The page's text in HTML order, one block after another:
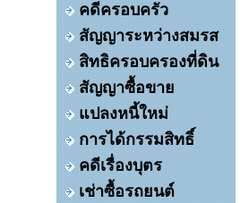
คดีครอบครัว
สัญญาระหว่างสมรส
สิทธิครอบครองที่ดิน
สัญญาซื้อขาย
แปลงหนี้ใหม่
การได้กรรมสิทธิ์
คดีเรื่องบุตร
เช่าซื้อรถยนต์